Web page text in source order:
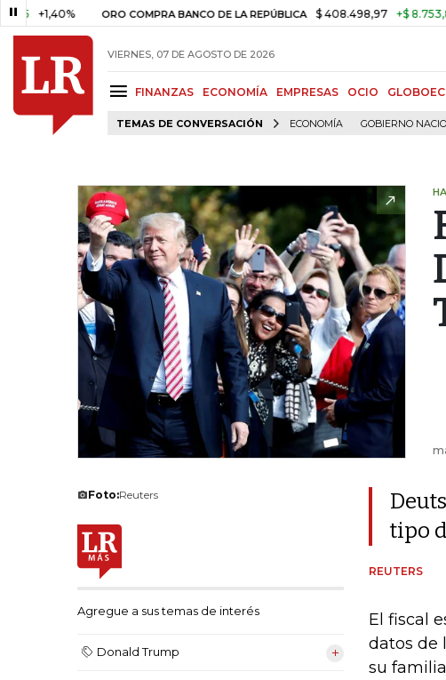
ORO COMPRA BANCO DE LA REPÚBLICA $ 408.498,97 +$ 8.753,81
VIERNES, 07 DE AGOSTO DE 2026
FINANZAS ECONOMÍA EMPRESAS OCIO
TEMAS DE CONVERSACIÓN ECONOMÍA GOBIERNO
Foto:Reuters
Agregue a sus temas de interés
Donald Trump
tipo
REUTERS
El fiscal
datos de
su